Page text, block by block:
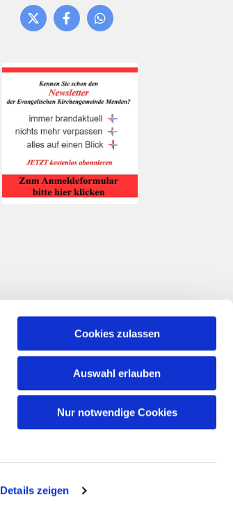
Details zeigen
Cookies zulassen
Auswahl erlauben
Nur notwendige Cookies